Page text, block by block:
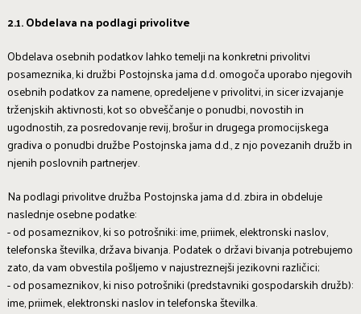
2.1. Obdelava na podlagi privolitve
Obdelava osebnih podatkov lahko temelji na konkretni privolitvi
posameznika, ki družbi Postojnska jama d.d. omogoča uporabo njegovih
osebnih podatkov za namene, opredeljene v privolitvi, in sicer izvajanje
trženjskih aktivnosti, kot so obveščanje o ponudbi, novostih in
ugodnostih, za posredovanje revij, brošur in drugega promocijskega
gradiva o ponudbi družbe Postojnska jama d.d., z njo povezanih družb in
njenih poslovnih partnerjev.
Na podlagi privolitve družba Postojnska jama d.d. zbira in obdeluje
naslednje osebne podatke:
- od posameznikov, ki so potrošniki: ime, priimek, elektronski naslov,
telefonska številka, država bivanja. Podatek o državi bivanja potrebujemo
zato, da vam obvestila pošljemo v najustreznejši jezikovni različici;
- od posameznikov, ki niso potrošniki (predstavniki gospodarskih družb):
ime, priimek, elektronski naslov in telefonska številka.